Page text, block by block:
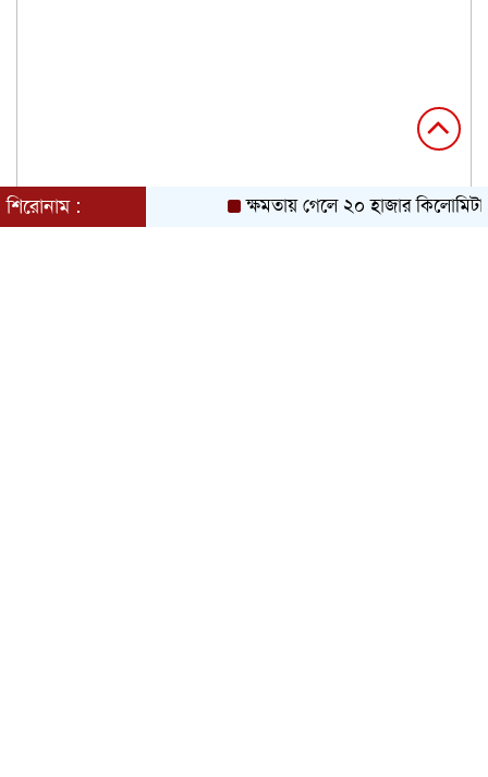
শিরোনাম : ক্ষমতায় গেলে ২০ হাজার কিলোমিটার